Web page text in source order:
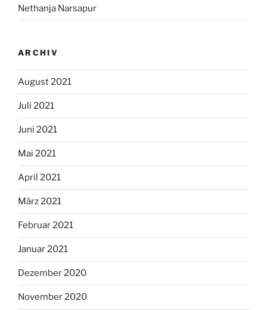
Nethanja Narsapur
ARCHIV
August 2021
Juli 2021
Juni 2021
Mai 2021
April 2021
März 2021
Februar 2021
Januar 2021
Dezember 2020
November 2020